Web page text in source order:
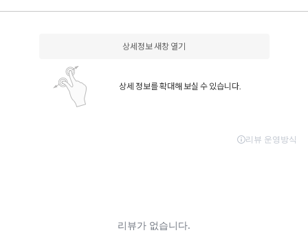
상세정보 새창 열기
상세 정보를 확대해 보실 수 있습니다.